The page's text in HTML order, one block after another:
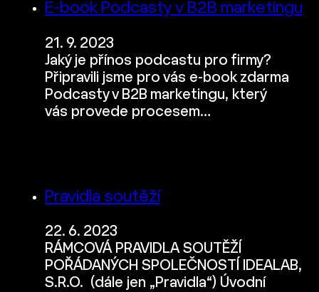
E-book Podcasty v B2B marketingu
21. 9. 2023
Jaký je přínos podcastu pro firmy?
Připravili jsme pro vás e-book zdarma
Podcasty v B2B marketingu, který
vás provede procesem…
Pravidla soutěží
22. 6. 2023
RÁMCOVÁ PRAVIDLA SOUTĚŽÍ
POŘÁDANÝCH SPOLEČNOSTÍ IDEALAB,
S.R.O. (dále jen „Pravidla“) Úvodní